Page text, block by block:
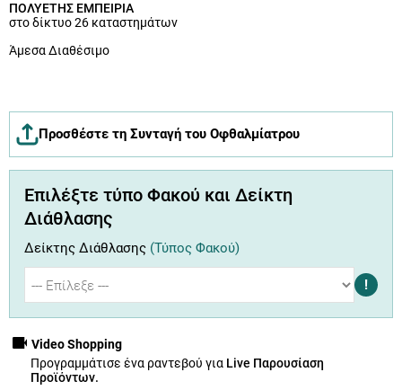
ΠΟΛΥΕΤΗΣ ΕΜΠΕΙΡΙΑ
στο δίκτυο 26 καταστημάτων
Άμεσα Διαθέσιμο
Προσθέστε τη Συνταγή του Οφθαλμίατρου
Επιλέξτε τύπο Φακού και Δείκτη
Διάθλασης
Δείκτης Διάθλασης (Τύπος Φακού)
!
Video Shopping
Προγραμμάτισε ένα ραντεβού για Live Παρουσίαση
Προϊόντων.